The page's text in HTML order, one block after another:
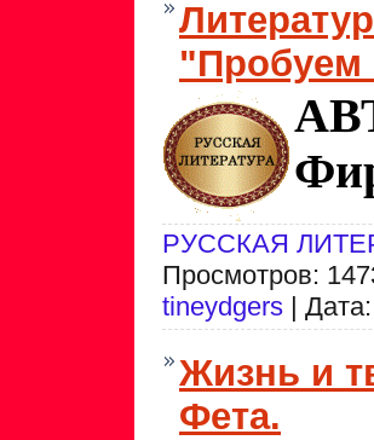
"Пробуем
РУССКАЯ
Просмотров:
tineydgers |
Жизнь и
Фета.